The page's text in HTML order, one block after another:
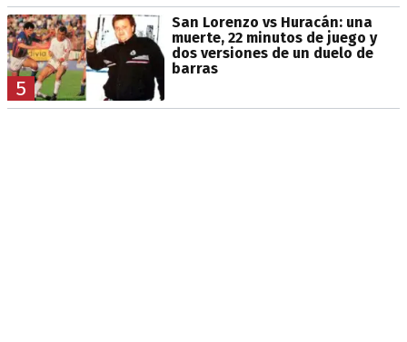
5
San Lorenzo vs Huracán: una
muerte, 22 minutos de juego y
dos versiones de un duelo de
barras